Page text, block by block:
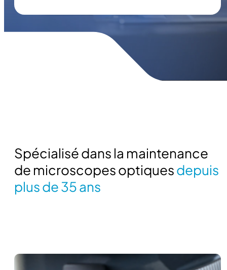
Spécialisé dans la maintenance
de microscopes optiquesdepuis
plus de 35 ans